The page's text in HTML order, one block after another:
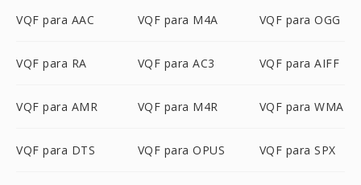
VQF para AAC VQF para M4A VQF para OGG
VQF para RA VQF para AC3 VQF para AIFF
VQF para AMR VQF para M4R VQF para WMA
VQF para DTS VQF para OPUS VQF para SPX